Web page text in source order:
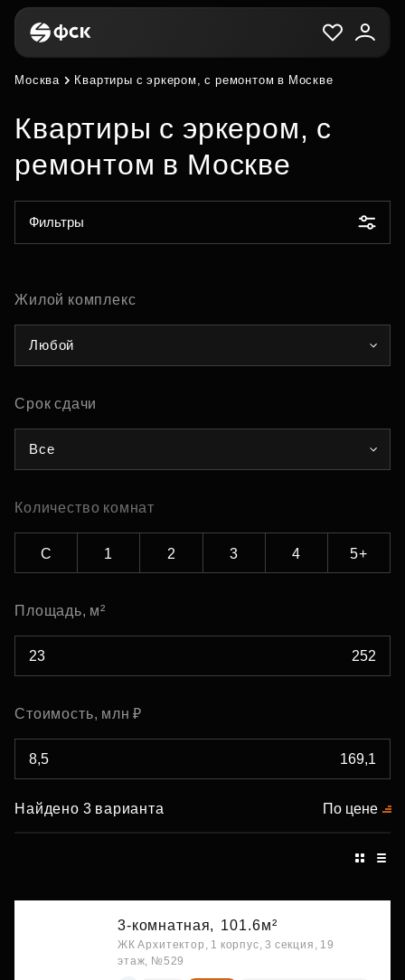
Москва Квартиры с эркером, с ремонтом в Москве
Квартиры с эркером, с
ремонтом в Москве
Фильтры
Жилой комплекс
Любой
Срок сдачи
Все
Количество комнат
С 1 2 3 4 5+
Площадь, м²
Стоимость, млн ₽
Найдено 3 варианта По цене
3-комнатная, 101.6м²
ЖК Архитектор, 1 корпус, 3 секция, 19
этаж, №529